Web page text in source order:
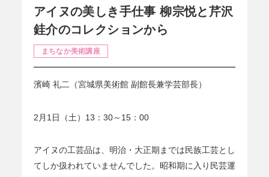
アイヌの美しき手仕事 柳宗悦と芹沢
銈介のコレクションから
まちなか美術講座
濱崎 礼二（宮城県美術館 副館長兼学芸部長）
2月1日（土）13：30～15：00
アイヌの工芸品は、明治・大正期までは民族工芸とし
てしか扱われていませんでした。昭和期に入り民芸運